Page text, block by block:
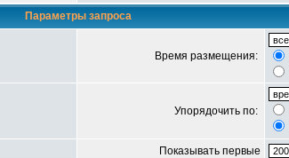
Параметры запроса
Время размещения:
Упорядочить по:
Показывать первые